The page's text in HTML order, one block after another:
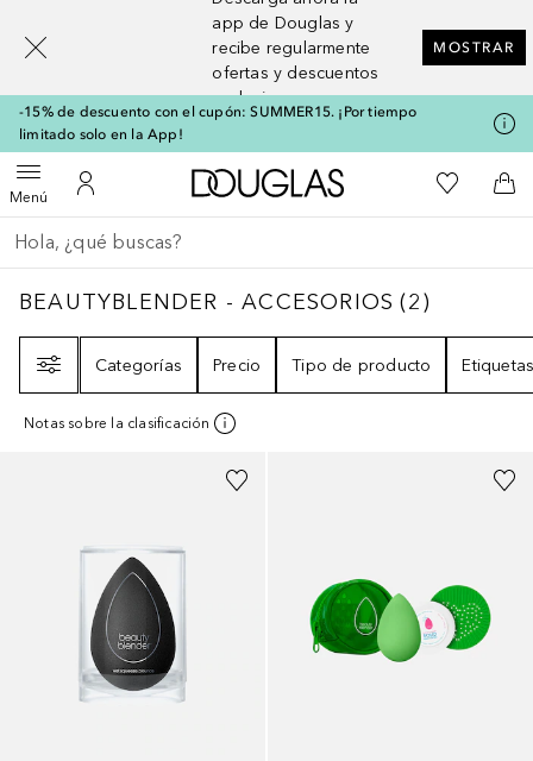
app de Douglas y
recibe regularmente
ofertas y descuentos
exclusivos
MOSTRAR
-15% de descuento con el cupón: SUMMER15. ¡Por tiempo
limitado solo en la App!
MenúAbrir menúMi cuenta
A Douglas HomeMi lista de
A
Regresar
Ejecutar búsqueda
BEAUTYBLENDER - ACCESORIOS2
BEAUTYBLENDER - ACCESORIOS (2)
Categorías
Precio Tipo de producto
Notas sobre la clasificación
[navigation.slideout.screenreader]